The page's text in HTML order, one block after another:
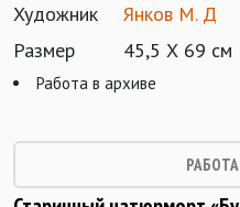
Художник
Янков М. Д
Размер
45,5 Х 69 см
Работа в архиве